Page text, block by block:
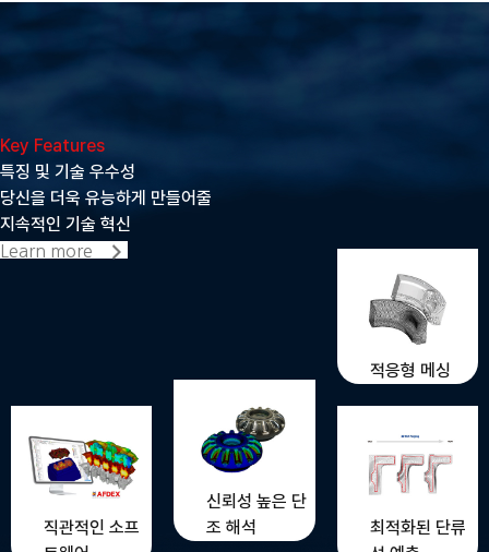
Key Features
특징 및 기술 우수성
당신을 더욱 유능하게 만들어줄
지속적인 기술 혁신
Learn more
직관적인 소프
신뢰성 높은 단
조 해석
적응형 메싱
최적화된 단류